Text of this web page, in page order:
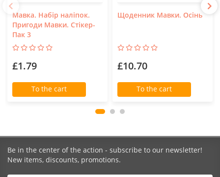
Мавка. Набір наліпок.
Пригоди Мавки. Стікер-
Пак 3
£1.79
To the cart
Щоденник Мавки. Осінь
£10.70
To the cart
Be in the center of the action - subscribe to our newsletter!
New items, discounts, promotions.